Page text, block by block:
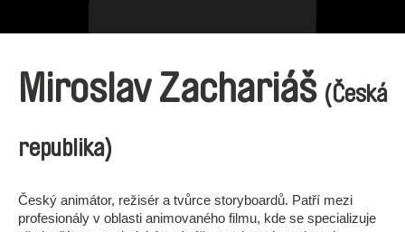
Miroslav Zachariáš (Česká
republika)
Český animátor, režisér a tvůrce storyboardů. Patří mezi
profesionály v oblasti animovaného filmu, kde se specializuje